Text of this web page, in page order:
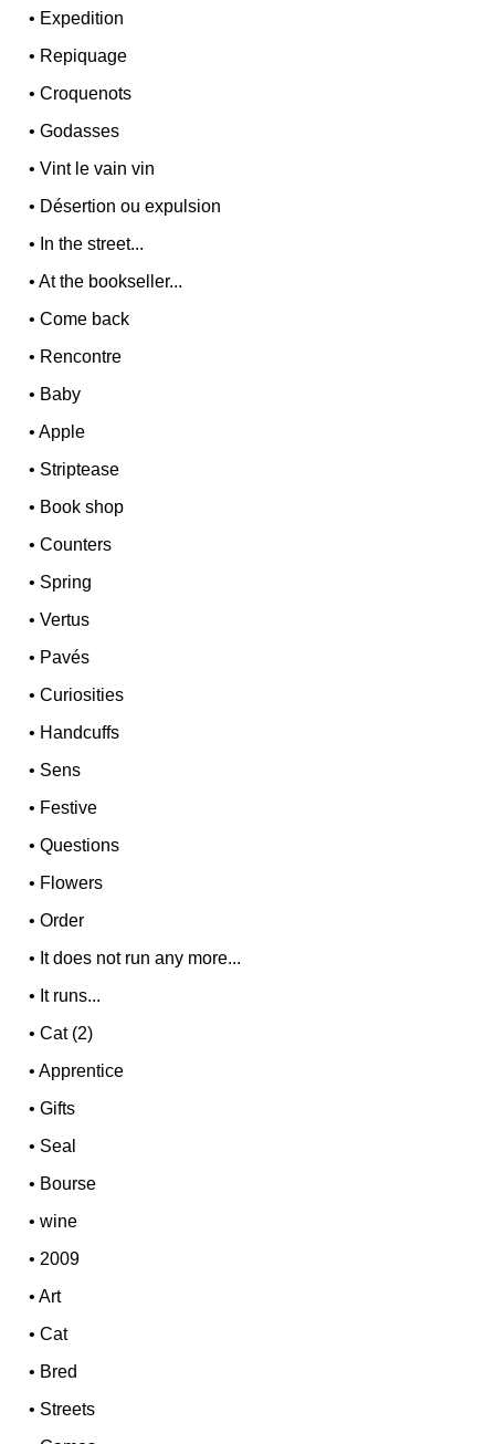
• Expedition
• Repiquage
•Croquenots
•Godasses
•Vint le vain vin
• Désertion ou expulsion
• In the street...
•At the bookseller...
•Come back
• Rencontre
• Baby
•Apple
• Striptease
• Book shop
•Counters
• Spring
•Vertus
• Pavés
•Curiosities
• Handcuffs
• Sens
• Festive
•Questions
• Flowers
•Order
• It does not run any more...
• It runs...
•Cat (2)
•Apprentice
•Gifts
• Seal
• Bourse
•wine
• 2009
•Art
•Cat
• Bred
• Streets